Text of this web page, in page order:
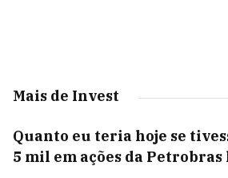
Mais de Invest
Quanto eu teria hoje se
5 mil em ações da Petrobras